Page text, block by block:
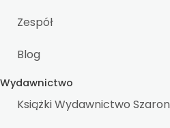
Zespół
Blog
Wydawnictwo
Książki Wydawnictwo Szaron